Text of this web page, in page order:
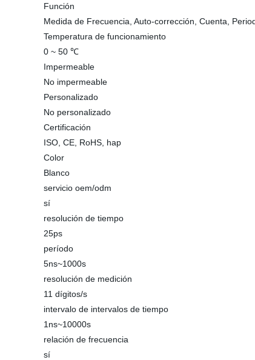
Función
Medida de Frecuencia, Auto-corrección, Cuenta,
Temperatura de funcionamiento
0 ~ 50 ℃
Impermeable
No impermeable
Personalizado
No personalizado
Certificación
ISO, CE, RoHS, hap
Color
Blanco
servicio oem/odm
sí
resolución de tiempo
25ps
período
5ns~1000s
resolución de medición
11 dígitos/s
intervalo de intervalos de tiempo
1ns~10000s
relación de frecuencia
sí